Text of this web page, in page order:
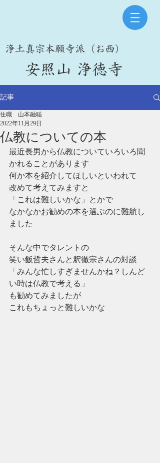
​浄土真宗本願寺派（お西）
​安照山 浄徳寺
記事
仏教についての本
住職 山本融聡
2022年11月29日
最近長男から仏教についていろいろ聞
かれることがあります
何か本を紹介してほしいといわれて
改めて考えてみますと
「これは難しいかな」とかで
なかなかお勧めの本を選ぶのに難航し
ました
そんな中でタレントの
笑い飯哲夫さんと釈徹宗さんの対談
「みんな忙しすぎませんかね？しんど
い時は仏教で考える」
も勧めてみましたが
これもちょっと難しいかな